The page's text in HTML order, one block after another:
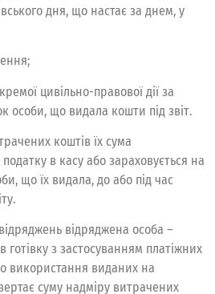
дня, що настає за днем, у
цивільно-правової дії за
особи, що видала кошти під звіт.
коштів їх сума
в касу або зараховується на
що їх видала, до або під час
відряджена особа –
з застосуванням платіжних
використання виданих на
суму надміру витрачених